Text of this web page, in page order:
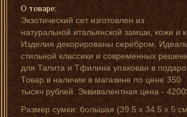
О товаре:
Экзотический сет изготовлен из
натуральной итальянской замши, кожи и
Изделия декорированы серебром.
стильной классики и современных
для Талита и Тфилина упакован в
Товар в наличии в магазине по цене 350
тысяч рублей. Эквивалентная цена -
Размер сумки: большая (39.5 x 34.5 х 5